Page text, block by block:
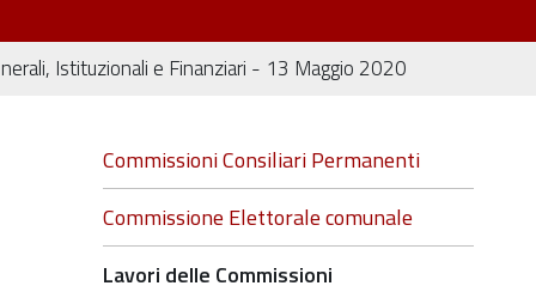
Istituzionali e Finanziari - 13 Maggio 2020
Navigazione
Commissioni Consiliari Permanenti
Commissione Elettorale comunale
Lavori delle Commissioni